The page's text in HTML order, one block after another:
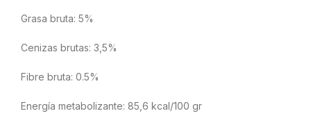
Grasa bruta: 5%
Cenizas brutas: 3,5%
Fibre bruta: 0.5%
Energía metabolizante: 85,6 kcal/100 gr